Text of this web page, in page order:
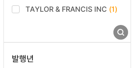
TAYLOR & FRANCIS INC (1)
발행년